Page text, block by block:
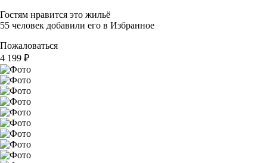
Гостям нравится это жильё
55 человек добавили его в Избранное
Пожаловаться
4 199 ₽